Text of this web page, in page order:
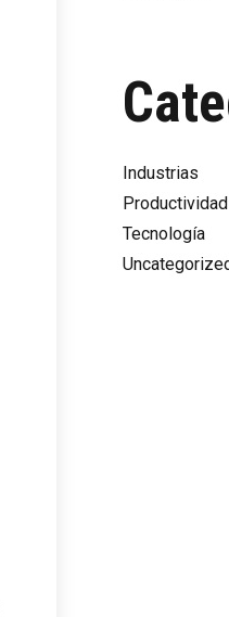
Industrias
Productividad
Tecnología